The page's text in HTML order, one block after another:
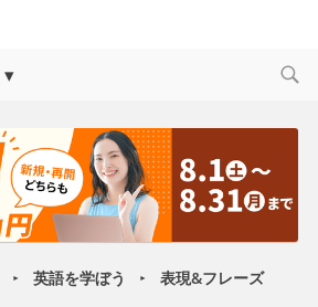
Expand
► 英語を学ぼう ► 表現&フレーズ